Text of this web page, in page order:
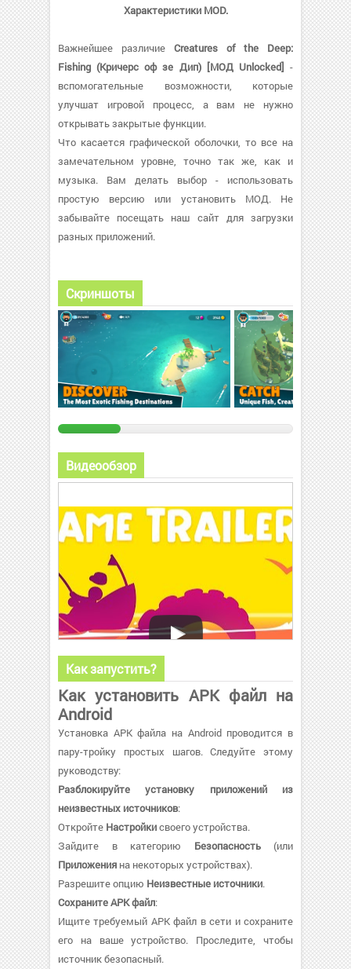
Характеристики MOD.
Важнейшее различие Creatures of the Deep:
Fishing (Кричерс оф зе Дип) [МОД Unlocked] -
вспомогательные возможности, которые
улучшат игровой процесс, а вам не нужно
открывать закрытые функции.
Что касается графической оболочки, то все на
замечательном уровне, точно так же, как и
музыка. Вам делать выбор - использовать
простую версию или установить МОД. Не
забывайте посещать наш сайт для загрузки
разных приложений.
Скриншоты
Видеообзор
Как запустить?
Как установить APK файл на
Android
Установка APK файла на Android проводится в
пару-тройку простых шагов. Следуйте этому
руководству:
Разблокируйте установку приложений из
неизвестных источников:
Откройте Настройкисвоего устройства.
Зайдите в категорию Безопасность(или
Приложения на некоторых устройствах).
Разрешите опцию Неизвестные источники.
Сохраните APK файл:
Ищите требуемый APK файл в сети и сохраните
его на ваше устройство. Проследите, чтобы
источник безопасный.